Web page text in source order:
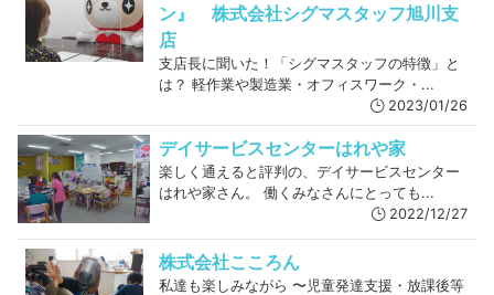
ン』 株式会社シグマスタッフ旭川支
店
支店長に聞いた！「シグマスタッフの特徴」と
は？ 軽作業や製造業・オフィスワーク・...
2023/01/26
デイサービスセンターはれや家
楽しく通えると評判の、デイサービスセンター
はれや家さん。 働くみなさんにとっても...
2022/12/27
株式会社こころん
私達も楽しみながら 〜児童発達支援・放課後等